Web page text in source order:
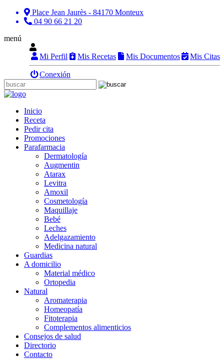
Place Jean Jaurès - 84170 Monteux
04 90 66 21 20
menú
Mi Perfil Mis Recetas Mis Documentos Mis Citas
Conexión
Inicio
Receta
Pedir cita
Promociones
Parafarmacia
Dermatología
Augmentin
Atarax
Levitra
Amoxil
Cosmetología
Maquillaje
Bebé
Leches
Adelgazamiento
Medicina natural
Guardias
A domicilio
Material médico
Ortopedia
Natural
Aromaterapia
Homeopatía
Fitoterapia
Complementos alimenticios
Consejos de salud
Directorio
Contacto